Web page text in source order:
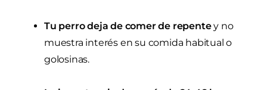
Tu perro deja de comer de repentey no
muestra interés en su comida habitual o
golosinas.